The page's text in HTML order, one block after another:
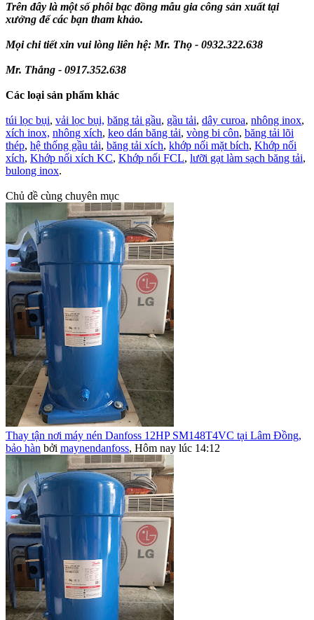
Trên đây là một số phôi bạc đồng mẫu gia công sản xuất tại
xưởng để các bạn tham khảo.
Mọi chi tiết xin vui lòng liên hệ: Mr. Thọ - 0932.322.638
Mr. Thắng - 0917.352.638
Các loại sản phẩm khác
túi lọc bụi, vải lọc bụi, băng tải gầu, gầu tải, dây curoa, nhông inox,
xích inox, nhông xích, keo dán băng tải, vòng bi côn, băng tải lõi
thép, hệ thống gầu tải, băng tải xích, khớp nối mặt bích, Khớp nối
xích, Khớp nối xích KC, Khớp nối FCL, lưỡi gạt làm sạch băng tải,
bulong inox.
Chủ đề cùng chuyên mục
Thay tận nơi máy nén Danfoss 12HP SM148T4VC tại Lâm Đồng,
bảo hàn bởi maynendanfoss, Hôm nay lúc 14:12